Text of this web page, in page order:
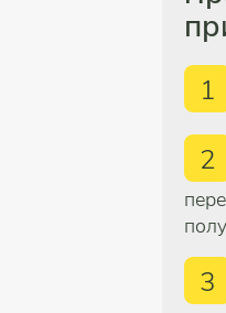
1
2
3